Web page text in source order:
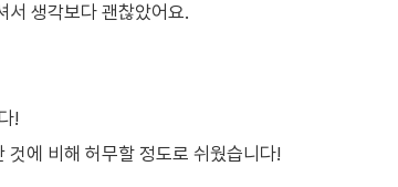
서 생각보다 괜찮았어요.
!
에 비해 허무할 정도로 쉬웠습니다!